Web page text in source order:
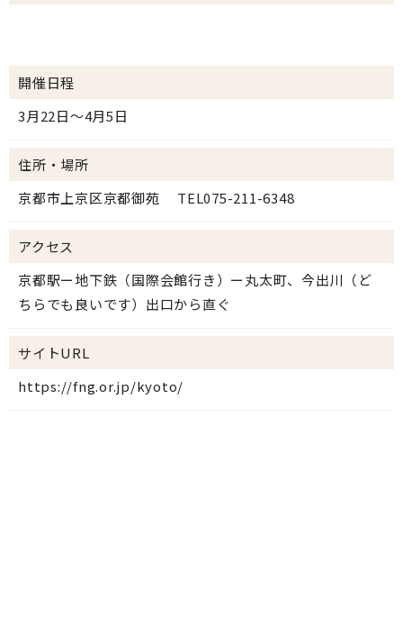
開催日程
3月22日～4月5日
住所・場所
京都市上京区京都御苑 TEL075-211-6348
アクセス
京都駅ー地下鉄（国際会館行き）ー丸太町、今出川（ど
ちらでも良いです）出口から直ぐ
サイトURL
https://fng.or.jp/kyoto/